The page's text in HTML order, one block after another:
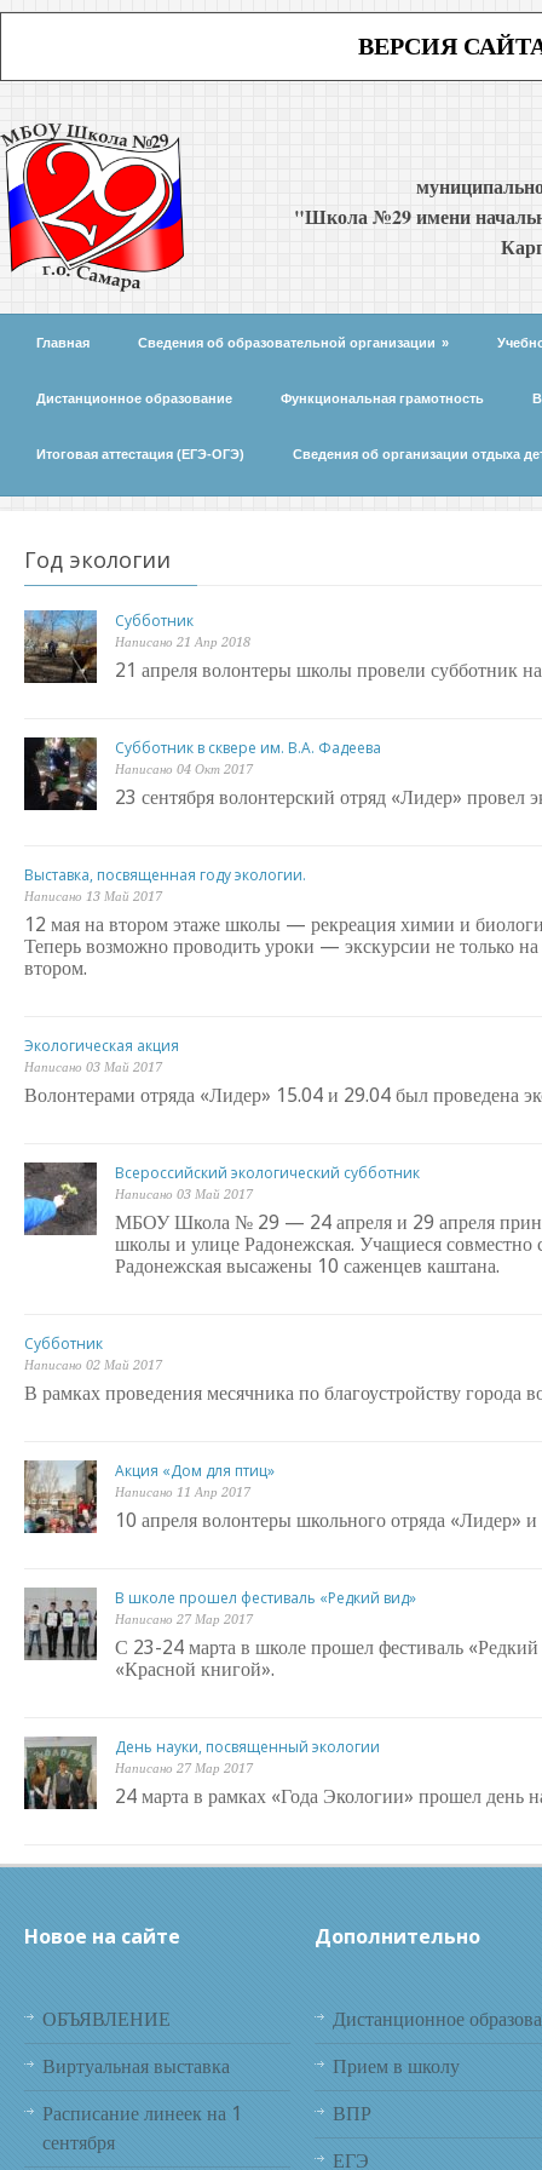
ВЕРСИЯ
"Школа №29 имени
Главная Сведения об образовательной организации »
Дистанционное образование Функциональная грамотность
Итоговая аттестация (ЕГЭ-ОГЭ) Сведения об организации отдыха
Год экологии
Субботник
Написано 21 Апр 2018
21 апреля волонтеры школы провели субботник
Субботник в сквере им. В.А. Фадеева
Написано 04 Окт 2017
23 сентября волонтерский отряд «Лидер» провел
Выставка, посвященная году экологии.
Написано 13 Май 2017
12 мая на втором этаже школы — рекреация химии и
Теперь возможно проводить уроки — экскурсии не только
втором.
Экологическая акция
Написано 03 Май 2017
Волонтерами отряда «Лидер» 15.04 и 29.04 был проведена
Всероссийский экологический субботник
Написано 03 Май 2017
МБОУ Школа № 29 — 24 апреля и 29 апреля
школы и улице Радонежская. Учащиеся
Радонежская высажены 10 саженцев каштана.
Субботник
Написано 02 Май 2017
В рамках проведения месячника по благоустройству города
Акция «Дом для птиц»
Написано 11 Апр 2017
10 апреля волонтеры школьного отряда «Лидер»
В школе прошел фестиваль «Редкий вид»
Написано 27 Мар 2017
С 23-24 марта в школе прошел фестиваль
«Красной книгой».
День науки, посвященный экологии
Написано 27 Мар 2017
24 марта в рамках «Года Экологии» прошел день
Новое на сайте
ОБЪЯВЛЕНИЕ
Виртуальная выставка
Расписание линеек на 1
сентября
Дополнительно
Дистанционное
Прием в школу
ВПР
ЕГЭ